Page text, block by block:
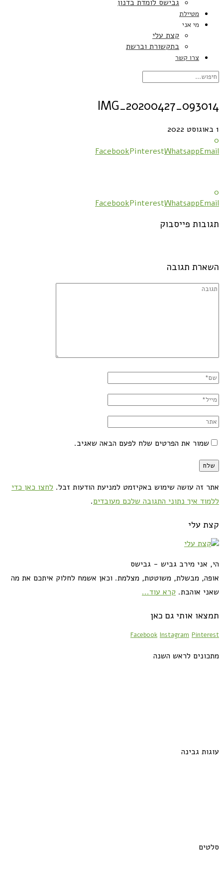
גבישס לומדת בדנון
מטיילת
מי אני
קצת עלי
בתקשורת וברשת
צרו קשר
IMG_20200427_093014
1 באוגוסט 2022
0
FacebookPinterestWhatsappEmail
0
FacebookPinterestWhatsappEmail
תגובות פייסבוק
השארת תגובה
שמור את הפרטים שלח לפעם הבאה שאגיב.
אתר זה עושה שימוש באקיזמט למניעת הודעות זבל. לחצו כאן כדי
ללמוד איך נתוני התגובה שלכם מעובדים.
קצת עלי
הי, אני מירב גביש - גבישס
אופה, מבשלת, משוטטת, מצלמת. וכאן אשמח לחלוק איתכם את מה
שאני אוהבת. קרא עוד...
תמצאו אותי גם כאן
Facebook Instagram Pinterest
מתכונים לראש השנה
עוגות גבינה
סלטים